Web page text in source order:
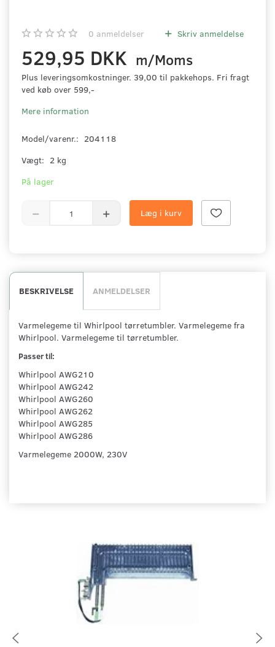
0 anmeldelser Skriv anmeldelse
529,95 DKK m/Moms
Plus leveringsomkostninger. 39,00 til pakkehops. Fri fragt
ved køb over 599,-
Mere information
Model/varenr.: 204118
Vægt: 2 kg
På lager
Læg i kurv
BESKRIVELSE ANMELDELSER
Varmelegeme til Whirlpool tørretumbler. Varmelegeme fra
Whirlpool. Varmelegeme til tørretumbler.
Passer til:
Whirlpool AWG210
Whirlpool AWG242
Whirlpool AWG260
Whirlpool AWG262
Whirlpool AWG285
Whirlpool AWG286
Varmelegeme 2000W, 230V